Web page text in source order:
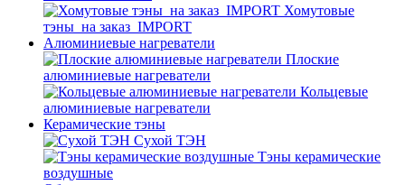
Хомутовые
тэны_на заказ_IMPORT
Алюминиевые нагреватели
Плоские
алюминиевые нагреватели
Кольцевые
алюминиевые нагреватели
Керамические тэны
Сухой ТЭН
Тэны керамические
воздушные